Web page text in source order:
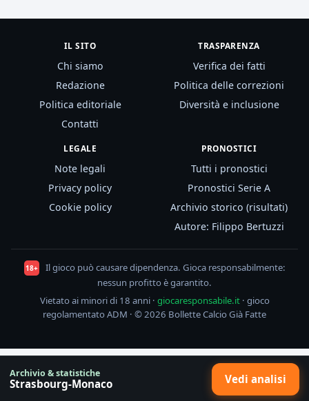
IL SITO
Chi siamo
Redazione
Politica editoriale
Contatti
TRASPARENZA
Verifica dei fatti
Politica delle correzioni
Diversità e inclusione
LEGALE
Note legali
Privacy policy
Cookie policy
PRONOSTICI
Tutti i pronostici
Pronostici Serie A
Archivio storico (risultati)
Autore: Filippo Bertuzzi
18+
Il gioco può causare dipendenza. Gioca responsabilmente:
nessun profitto è garantito.
Vietato ai minori di 18 anni · giocaresponsabile.it· gioco
regolamentato ADM · © 2026 Bollette Calcio Già Fatte
Archivio & statistiche
Strasbourg-Monaco Vedi analisi